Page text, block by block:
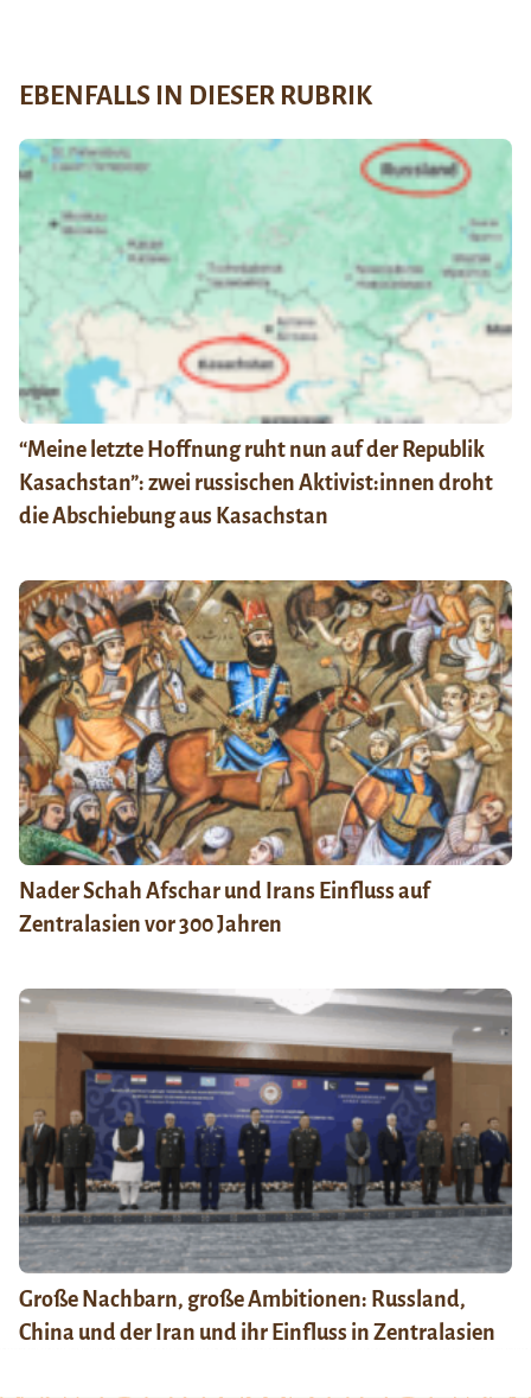
EBENFALLS IN DIESER RUBRIK
“Meine letzte Hoffnung ruht nun auf der Republik
Kasachstan”: zwei russischen Aktivist:innen droht
die Abschiebung aus Kasachstan
Nader Schah Afschar und Irans Einfluss auf
Zentralasien vor 300 Jahren
Große Nachbarn, große Ambitionen: Russland,
China und der Iran und ihr Einfluss in Zentralasien